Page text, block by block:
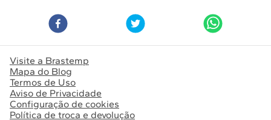
Visite a Brastemp
Mapa do Blog
Termos de Uso
Aviso de Privacidade
Configuração de cookies
Política de troca e devolução